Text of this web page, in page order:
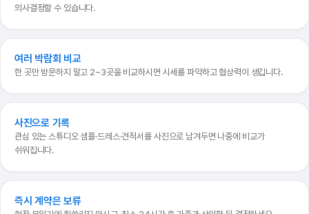
의사결정할 수 있습니다.
여러 박람회 비교
한 곳만 방문하지 말고 2~3곳을 비교하시면 시세를 파악하고 협상력이 생깁니다.
사진으로 기록
관심 있는 스튜디오 샘플·드레스·견적서를 사진으로 남겨두면 나중에 비교가
쉬워집니다.
즉시 계약은 보류